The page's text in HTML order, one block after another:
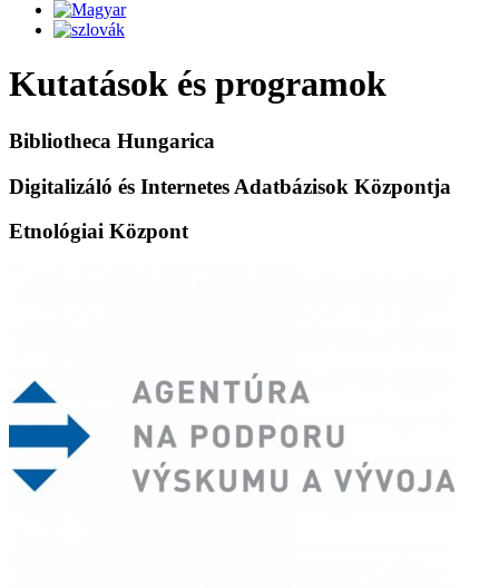
Kutatások és programok
Bibliotheca Hungarica
Digitalizáló és Internetes Adatbázisok Központja
Etnológiai Központ